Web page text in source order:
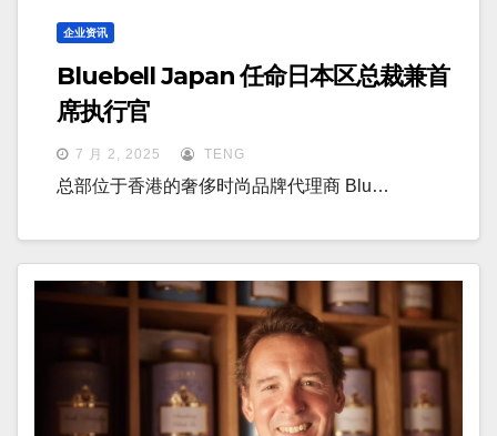
企业资讯
Bluebell Japan 任命日本区总裁兼首
席执行官
7 月 2, 2025 TENG
总部位于香港的奢侈时尚品牌代理商 Blu…